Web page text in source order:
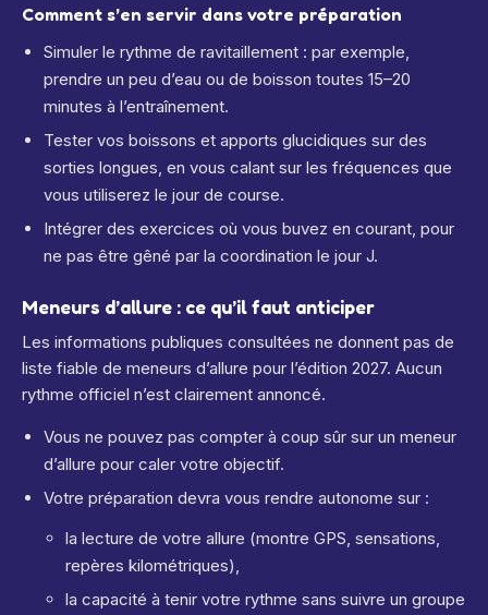
Comment s’en servir dans votre préparation
Simuler le rythme de ravitaillement : par exemple,
prendre un peu d’eau ou de boisson toutes 15–20
minutes à l’entraînement.
Tester vos boissons et apports glucidiques sur des
sorties longues, en vous calant sur les fréquences que
vous utiliserez le jour de course.
Intégrer des exercices où vous buvez en courant, pour
ne pas être gêné par la coordination le jour J.
Meneurs d’allure : ce qu’il faut anticiper
Les informations publiques consultées ne donnent pas de
liste fiable de meneurs d’allure pour l’édition 2027. Aucun
rythme officiel n’est clairement annoncé.
Vous ne pouvez pas compter à coup sûr sur un meneur
d’allure pour caler votre objectif.
Votre préparation devra vous rendre autonome sur :
la lecture de votre allure (montre GPS, sensations,
repères kilométriques),
la capacité à tenir votre rythme sans suivre un groupe